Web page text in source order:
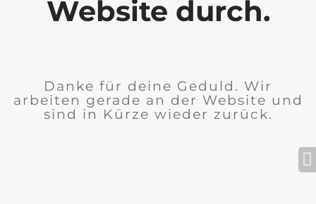
Website durch.
Danke für deine Geduld. Wir
arbeiten gerade an der Website und
sind in Kürze wieder zurück.